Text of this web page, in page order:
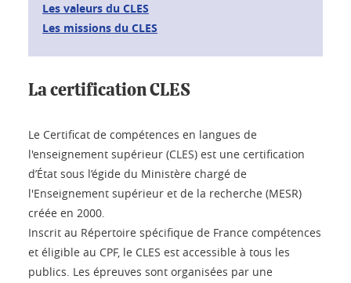
Les valeurs du CLES
Les missions du CLES
La certification CLES
Le Certificat de compétences en langues de
l'enseignement supérieur (CLES) est une certification
d’État sous l’égide du Ministère chargé de
l'Enseignement supérieur et de la recherche (MESR)
créée en 2000.
Inscrit au Répertoire spécifique de France compétences
et éligible au CPF, le CLES est accessible à tous les
publics. Les épreuves sont organisées par une